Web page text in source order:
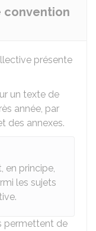
convention
présente
un texte de
année, par
des annexes.
en principe,
les sujets
permettent de